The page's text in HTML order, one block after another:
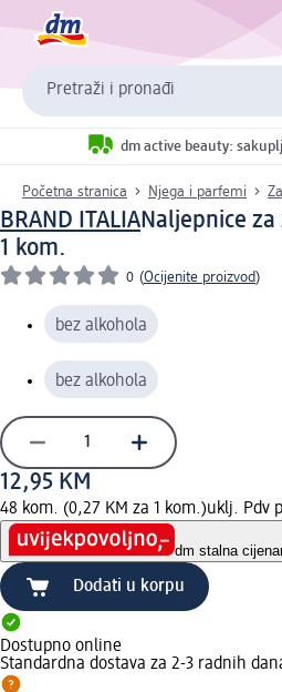
Pretraži i pronađi
dm active beauty:
Početna stranica Njega i parfemi
BRAND ITALIANaljepnice
1 kom.
0 (Ocijenite proizvod)
bez alkohola
bez alkohola
12,95 KM
48 kom. (0,27 KM za 1 kom.)uklj. Pdv
dm stalna cijena
Dodati u korpu
Dostupno online
Standardna dostava za 2-3 radnih